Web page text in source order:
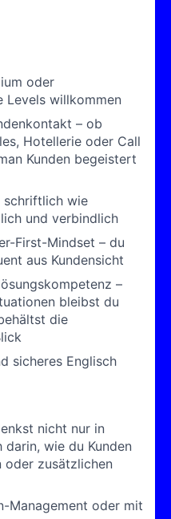
oder
Levels willkommen
– ob
Hotellerie oder Call
Kunden begeistert
schriftlich wie
und verbindlich
First-Mindset – du
aus Kundensicht
–
bleibst du
die
sicheres Englisch
nicht nur in
wie du Kunden
oder zusätzlichen
Management oder mit